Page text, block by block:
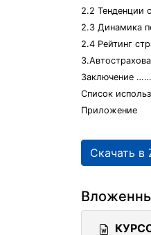
2.2
2.3 Динамика
2.4 Рейтинг
Список
Приложение
Скачать в